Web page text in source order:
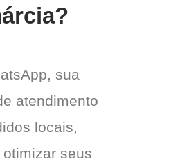
sua
atendimento
locais,
seus